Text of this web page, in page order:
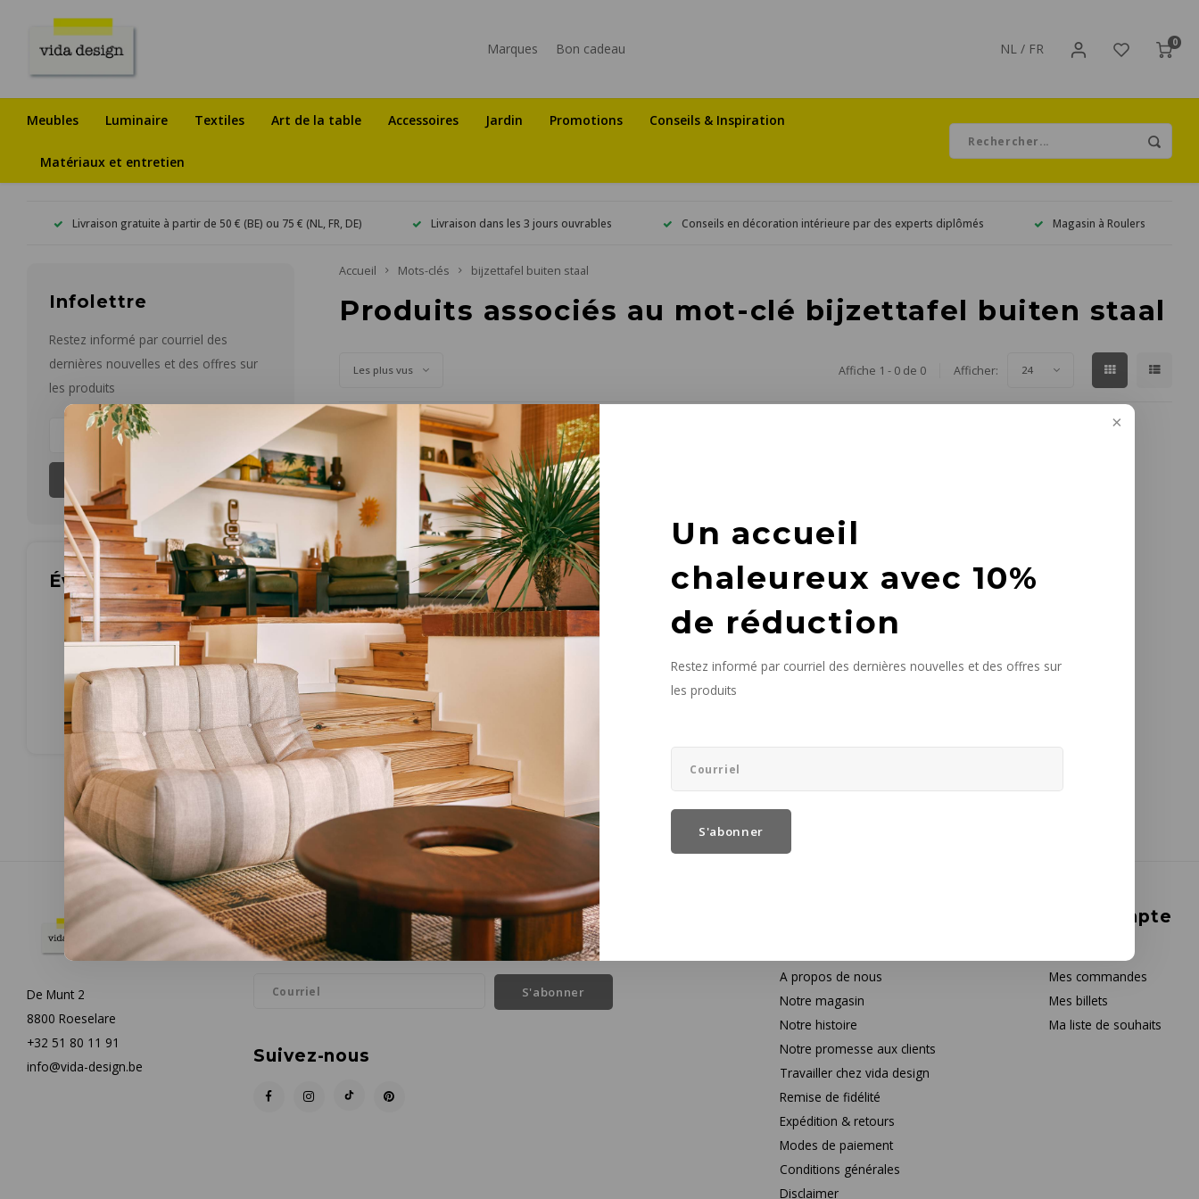
Un accueil
chaleureux avec 10%
de réduction
Restez informé par courriel des dernières nouvelles et des offres sur
les produits
S'abonner
Marques Bon cadeau NL / FR 0
Meubles Luminaire Textiles Art de la table Accessoires Jardin Promotions Conseils & Inspiration
Matériaux et entretien
Livraison gratuite à partir de 50 € (BE) ou 75 € (NL, FR, DE) Livraison dans les 3 jours ouvrables Conseils en décoration intérieure par des experts diplômés Magasin à Roulers
Infolettre
Restez informé par courriel des
dernières nouvelles et des offres sur
les produits
S'abonner
Évaluations
Accueil Mots-clés bijzettafel buiten staal
Produits associés au mot-clé bijzettafel buiten staal
Les plus vus Affiche 1 - 0 de 0 Afficher: 24
Aucun produit n'a été trouvé...
De Munt 2
8800 Roeselare
+32 51 80 11 91
info@vida-design.be
Infolettre
Restez informé par courriel des dernières nouvelles et des offres sur les produits
S'abonner
Suivez-nous
A propos de nous
Notre magasin
Notre histoire
Notre promesse aux clients
Travailler chez vida design
Remise de fidélité
Expédition & retours
Modes de paiement
Conditions générales
Disclaimer
Mon compte
Mes commandes
Mes billets
Ma liste de souhaits